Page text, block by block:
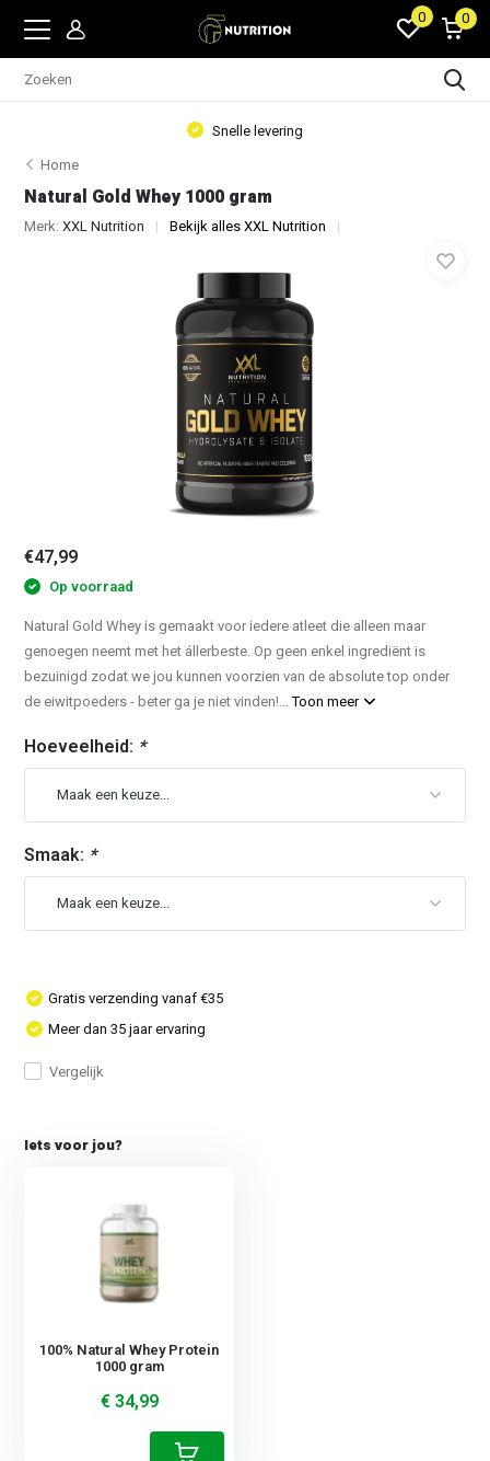
0 0
Snelle levering
Home
Natural Gold Whey 1000 gram
Merk:XXL Nutrition Bekijk alles XXL Nutrition
€47,99
Op voorraad
Natural Gold Whey is gemaakt voor iedere atleet die alleen maar
genoegen neemt met het állerbeste. Op geen enkel ingrediënt is
bezuinigd zodat we jou kunnen voorzien van de absolute top onder
de eiwitpoeders - beter ga je niet vinden!...Toon meer
Hoeveelheid: *
Smaak: *
Gratis verzending vanaf €35
Meer dan 35 jaar ervaring
Vergelijk
Iets voor jou?
100% Natural Whey Protein
1000 gram
€ 34,99